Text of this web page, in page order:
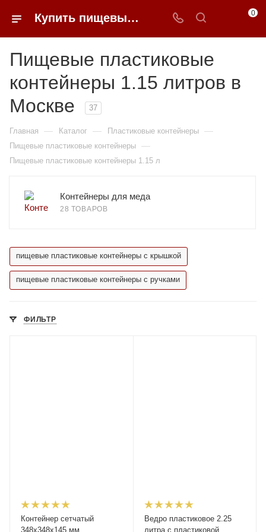
Купить пищевые пластиковые контейнеры 1.15 литров в Москве недорого | 0FFER 0
Пищевые пластиковые
контейнеры 1.15 литров в
Москве
37
Главная — Каталог — Пластиковые контейнеры —
Пищевые пластиковые контейнеры —
Пищевые пластиковые контейнеры 1.15 л
Контейнеры для меда
28 ТОВАРОВ
пищевые пластиковые контейнеры с крышкой
пищевые пластиковые контейнеры с ручками
ФИЛЬТР
Контейнер сетчатый
348x348x145 мм
Ведро пластиковое 2.25
литра с пластиковой